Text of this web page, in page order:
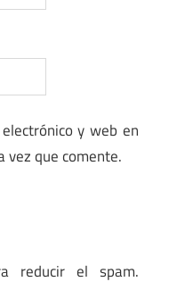
y web en
vez que comente.
reducir el spam.